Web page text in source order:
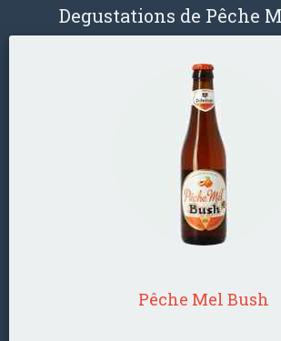
Degustations de Pêche
Pêche Mel Bush